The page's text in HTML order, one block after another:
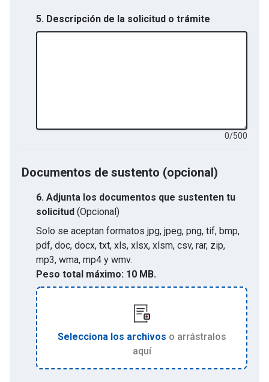
5. Descripción de la solicitud o trámite
0/500
Documentos de sustento (opcional)
6. Adjunta los documentos que sustenten tu
solicitud (Opcional)
Solo se aceptan formatos jpg, jpeg, png, tif, bmp,
pdf, doc, docx, txt, xls, xlsx, xlsm, csv, rar, zip,
mp3, wma, mp4 y wmv.
Peso total máximo: 10 MB.
Selecciona los archivos o arrástralos
aquí